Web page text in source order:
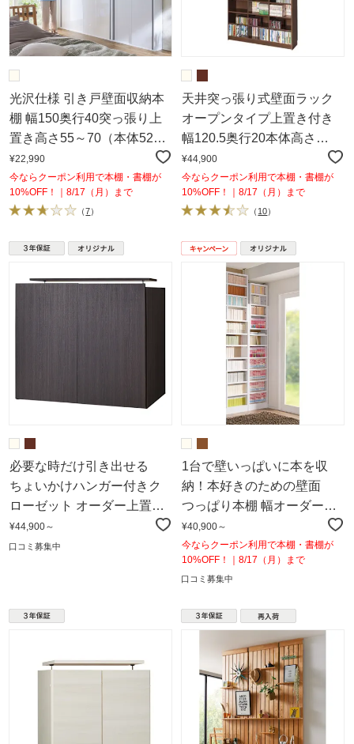
光沢仕様 引き戸壁面収納本
棚 幅150奥行40突っ張り上
置き高さ55～70（本体52）
cm
¥22,990
今ならクーポン利用で本棚・書棚が
10%OFF！｜8/17（月）まで
（7）
天井突っ張り式壁面ラック
オープンタイプ上置き付き
幅120.5奥行20本体高さ
235cm
¥44,900
今ならクーポン利用で本棚・書棚が
10%OFF！｜8/17（月）まで
（ 10）
必要な時だけ引き出せる
ちょいかけハンガー付きク
ローゼット オーダー上置き
幅80cm・高さ50～90cm
¥44,900～
口コミ募集中
1台で壁いっぱいに本を収
納！本好きのための壁面
つっぱり本棚 幅オーダー
（1cm単位） 本体幅30～45
奥行17cm
¥40,900～
今ならクーポン利用で本棚・書棚が
10%OFF！｜8/17（月）まで
口コミ募集中